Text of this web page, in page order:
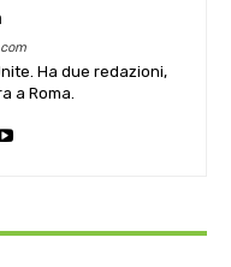
Ha due redazioni,
a Roma.